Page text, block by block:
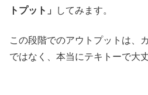
トプット」
してみます。
この段階でのアウトプットは、
ではなく、本当にテキトーで大丈